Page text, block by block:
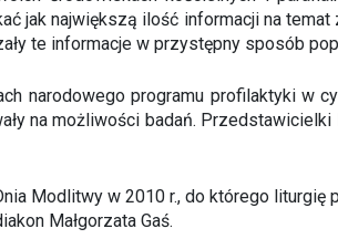
jak największą ilość informacji na
te informacje w przystępny sposób
narodowego programu profilaktyki w
na możliwości badań.
Modlitwy w 2010 r., do którego liturgię
Małgorzata Gaś.